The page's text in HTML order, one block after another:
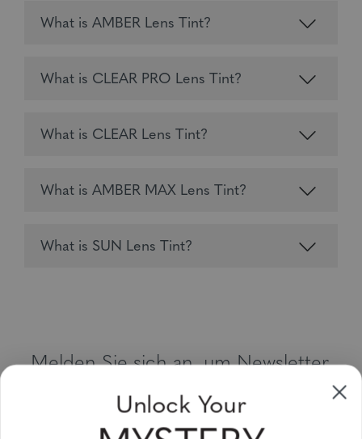
What is AMBER Lens Tint?
What is CLEAR PRO Lens Tint?
What is CLEAR Lens Tint?
What is AMBER MAX Lens Tint?
What is SUN Lens Tint?
Melden Sie sich an, um Newsletter,
Sonderangebote und Gutscheine zu
erhalten
Bitte geben Sie Ihre E-Mail Adresse ein und abonnieren Sie!
Unlock Your